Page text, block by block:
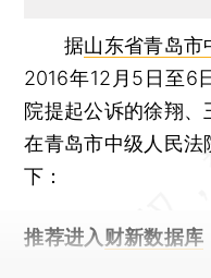
据山东省青岛市
2016年12月5日至6
院提起公诉的徐翔、
在青岛市中级人民
下：
推荐进入 财新数据库